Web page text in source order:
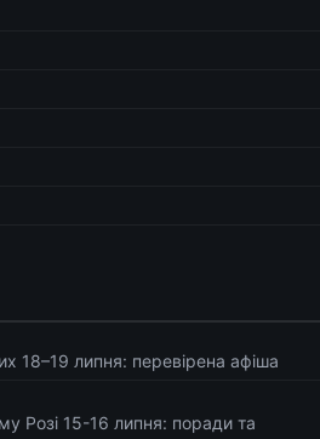
18–19 липня: перевірена афіша
Розі 15-16 липня: поради та